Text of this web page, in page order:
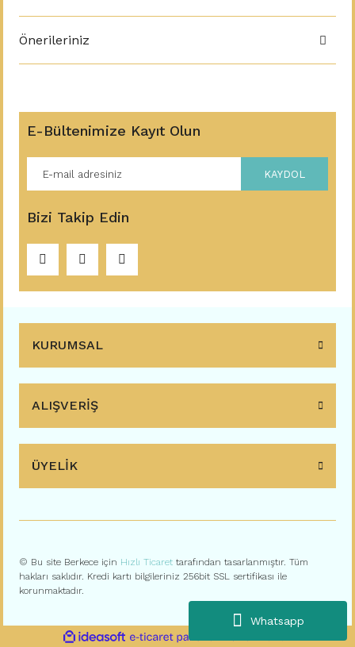
Whatsapp
Önerileriniz
E-Bültenimize Kayıt Olun
KAYDOL
Bizi Takip Edin
KURUMSAL
ALIŞVERİŞ
ÜYELİK
© Bu site Berkece için Hızlı Ticaret tarafından tasarlanmıştır. Tüm
hakları saklıdır. Kredi kartı bilgileriniz 256bit SSL sertifikası ile
korunmaktadır.
ideasoft